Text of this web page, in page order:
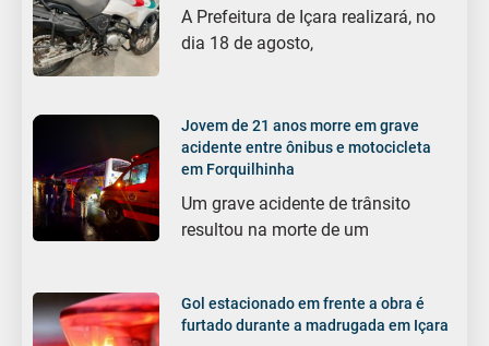
A Prefeitura de Içara realizará, no
dia 18 de agosto,
Jovem de 21 anos morre em grave
acidente entre ônibus e motocicleta
em Forquilhinha
Um grave acidente de trânsito
resultou na morte de um
Gol estacionado em frente a obra é
furtado durante a madrugada em Içara